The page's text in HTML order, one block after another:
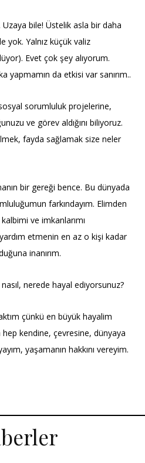
bile! Üstelik asla bir daha
yok. Yalnız küçük valiz
Evet çok şey alıyorum.
yapmamın da etkisi var sanırım..
sorumluluk projelerine,
ve görev aldığını biliyoruz.
fayda sağlamak size neler
bir gereği bence. Bu dünyada
farkındayım. Elimden
ve imkanlarımı
etmenin en az o kişi kadar
inanırım.
nerede hayal ediyorsunuz?
çünkü en büyük hayalim
kendine, çevresine, dünyaya
yaşamanın hakkını vereyim.